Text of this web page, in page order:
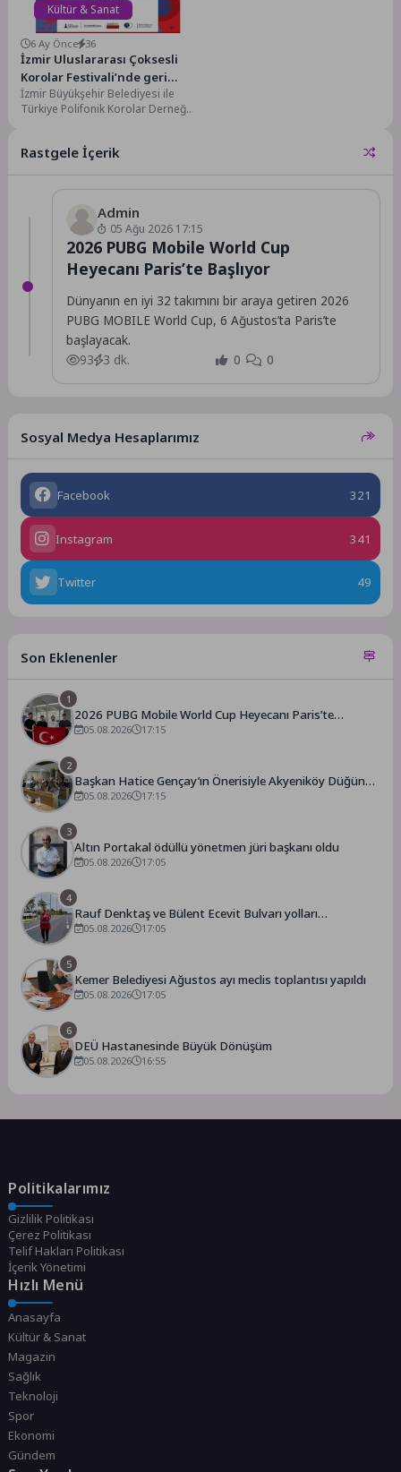
Kültür & Sanat
6 Ay Önce 36
İzmir Uluslararası Çoksesli
Korolar Festivali’nde geri
sayım
İzmir Büyükşehir Belediyesi ile
Türkiye Polifonik Korolar Derneği
Rastgele İçerik
Admin
05 Ağu 2026 17:15
2026 PUBG Mobile World Cup
Heyecanı Paris’te Başlıyor
Dünyanın en iyi 32 takımını bir araya getiren 2026
PUBG MOBILE World Cup, 6 Ağustos’ta Paris’te
başlayacak.
93
3 dk. 0 0
Sosyal Medya Hesaplarımız
Facebook 321
Instagram 341
Twitter 49
Son Eklenenler
1
2026 PUBG Mobile World Cup Heyecanı Paris’te
Başlıyor
05.08.2026 17:15
2
Başkan Hatice Gençay’ın Önerisiyle Akyeniköy Düğün
Salonu Yıl Sonuna Kadar Ücretsiz
05.08.2026 17:15
3
Altın Portakal ödüllü yönetmen jüri başkanı oldu
05.08.2026 17:05
4
Rauf Denktaş ve Bülent Ecevit Bulvarı yolları
asfaltlanıyor
05.08.2026 17:05
5
Kemer Belediyesi Ağustos ayı meclis toplantısı yapıldı
05.08.2026 17:05
6
DEÜ Hastanesinde Büyük Dönüşüm
05.08.2026 16:55
Politikalarımız
Gizlilik Politikası
Çerez Politikası
Telif Hakları Politikası
İçerik Yönetimi
Hızlı Menü
Anasayfa
Kültür & Sanat
Magazin
Sağlık
Teknoloji
Spor
Ekonomi
Gündem